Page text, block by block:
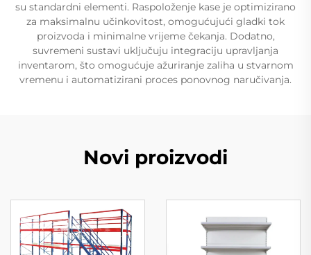
su standardni elementi. Raspoloženje kase je optimizirano
za maksimalnu učinkovitost, omogućujući gladki tok
proizvoda i minimalne vrijeme čekanja. Dodatno,
suvremeni sustavi uključuju integraciju upravljanja
inventarom, što omogućuje ažuriranje zaliha u stvarnom
vremenu i automatizirani proces ponovnog naručivanja.
Novi proizvodi